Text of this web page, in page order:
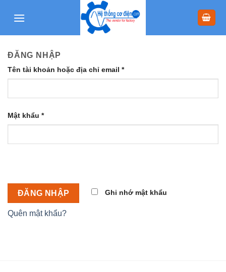
ĐĂNG NHẬP
Tên tài khoản hoặc địa chỉ email *
Mật khẩu *
ĐĂNG NHẬP Ghi nhớ mật khẩu
Quên mật khẩu?